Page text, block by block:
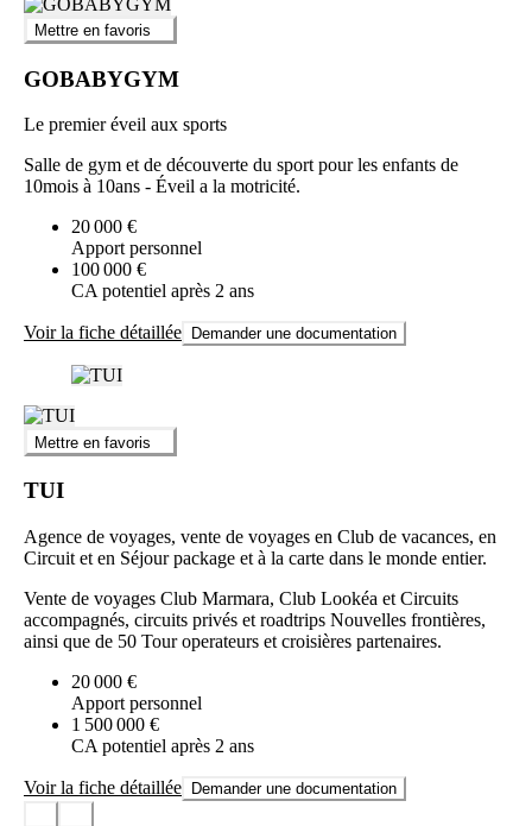
Mettre en favoris
GOBABYGYM
Le premier éveil aux sports
Salle de gym et de découverte du sport pour les enfants de
10mois à 10ans - Éveil a la motricité.
20 000 €
Apport personnel
100 000 €
CA potentiel après 2 ans
Voir la fiche détaillée Demander une documentation
Mettre en favoris
TUI
Agence de voyages, vente de voyages en Club de vacances, en
Circuit et en Séjour package et à la carte dans le monde entier.
Vente de voyages Club Marmara, Club Lookéa et Circuits
accompagnés, circuits privés et roadtrips Nouvelles frontières,
ainsi que de 50 Tour operateurs et croisières partenaires.
20 000 €
Apport personnel
1 500 000 €
CA potentiel après 2 ans
Voir la fiche détaillée Demander une documentation